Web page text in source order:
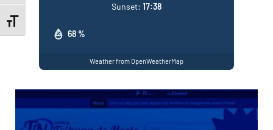
Toggle Font size
68 %
Sunset: 17:38
Weather from OpenWeatherMap